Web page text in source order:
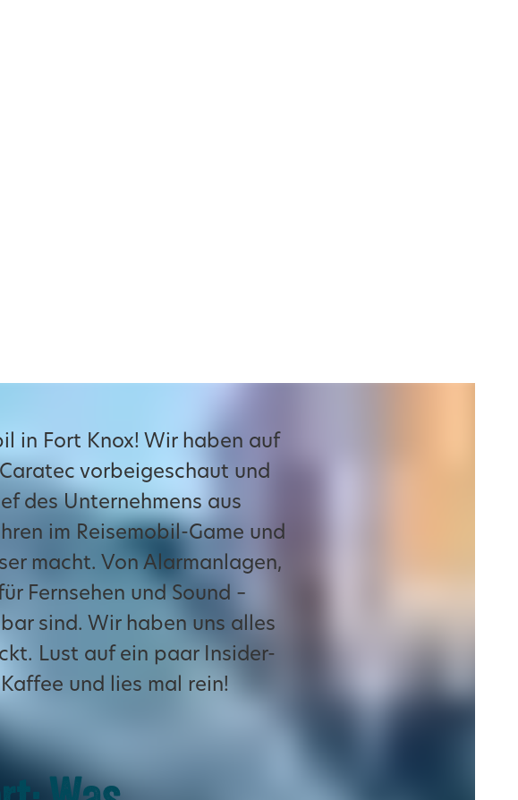
in Fort Knox! Wir haben auf
vorbeigeschaut und
des Unternehmens aus
im Reisemobil-Game und
macht. Von Alarmanlagen,
Fernsehen und Sound –
sind. Wir haben uns alles
Lust auf ein paar Insider-
und lies mal rein!